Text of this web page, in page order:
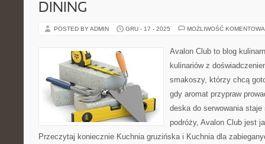
DINING
POSTED BY ADMIN GRU - 17 - 2025 MOŻLIWOŚĆ
Avalon Club to blog
kulinariów z
smakoszy, którzy chcą
gdy aromat przypraw
deska do serwowania
podróży, Avalon Club jest
Przeczytaj koniecznie Kuchnia gruzińska i Kuchnia dla